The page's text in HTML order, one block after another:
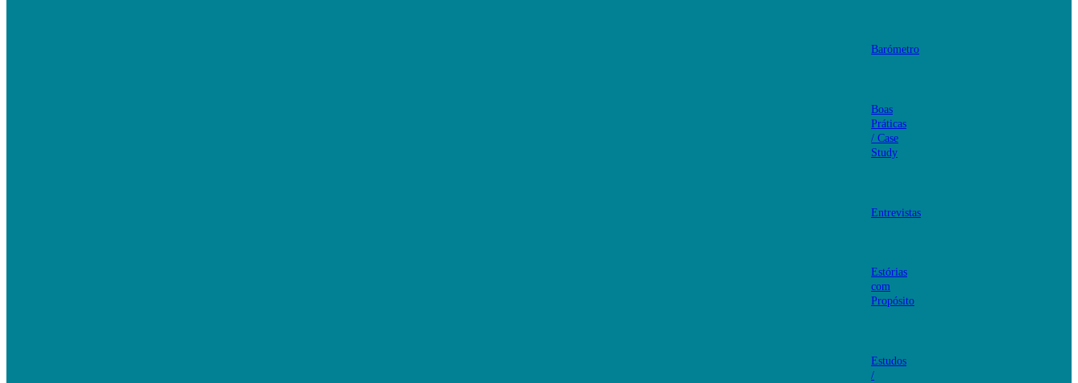
Barómetro
Boas
Práticas
/ Case
Study
Entrevistas
Estórias
com
Propósito
Estudos
/